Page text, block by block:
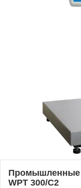
Промышленные
WPT 300/C2